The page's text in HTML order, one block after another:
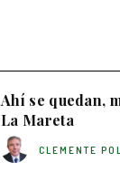
Ahí se quedan,
La Mareta
CLEMENTE